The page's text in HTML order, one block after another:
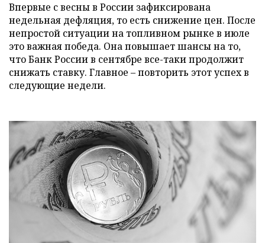
Впервые с весны в России зафиксирована
недельная дефляция, то есть снижение цен. После
непростой ситуации на топливном рынке в июле
это важная победа. Она повышает шансы на то,
что Банк России в сентябре все-таки продолжит
снижать ставку. Главное – повторить этот успех в
следующие недели.